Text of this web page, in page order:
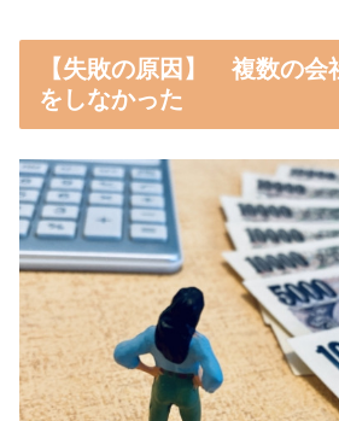
【失敗の原因】 複数の会
をしなかった